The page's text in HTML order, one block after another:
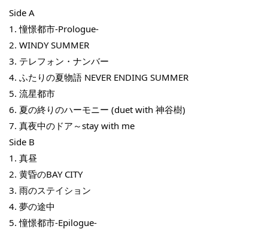
NT$ 780
NT$ 880
Side A
1. 憧憬都市-Prologue-
2. WINDY SUMMER
3. テレフォン・ナンバー
4. ふたりの夏物語 NEVER ENDING SUMMER
5. 流星都市
6. 夏の終りのハーモニー (duet with 神谷樹)
7. 真夜中のドア～stay with me
Side B
1. 真昼
2. 黄昏のBAY CITY
3. 雨のステイション
4. 夢の途中
5. 憧憬都市-Epilogue-